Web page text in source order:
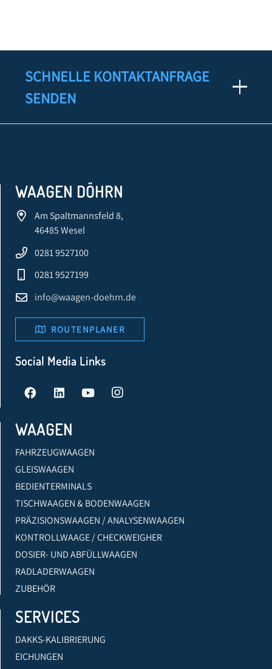
SCHNELLE KONTAKTANFRAGE
SENDEN
WAAGEN DÖHRN
Am Spaltmannsfeld 8,
46485 Wesel
0281 9527100
0281 9527199
info@waagen-doehrn.de
ROUTENPLANER
Social Media Links
WAAGEN
FAHRZEUGWAAGEN
GLEISWAAGEN
BEDIENTERMINALS
TISCHWAAGEN & BODENWAAGEN
PRÄZISIONSWAAGEN / ANALYSENWAAGEN
KONTROLLWAAGE / CHECKWEIGHER
DOSIER- UND ABFÜLLWAAGEN
RADLADERWAAGEN
ZUBEHÖR
SERVICES
DAKKS-KALIBRIERUNG
EICHUNGEN